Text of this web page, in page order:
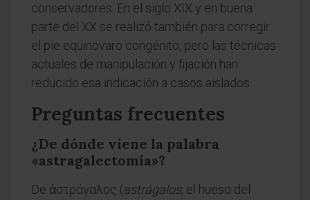
conservadores. En el siglo XIX y en buena
parte del XX se realizó también para corregir
el pie equinovaro congénito, pero las técnicas
actuales de manipulación y fijación han
reducido esa indicación a casos aislados.
Preguntas frecuentes
¿De dónde viene la palabra
«astragalectomía»?
De ἀστράγαλος (astrágalos, el hueso del